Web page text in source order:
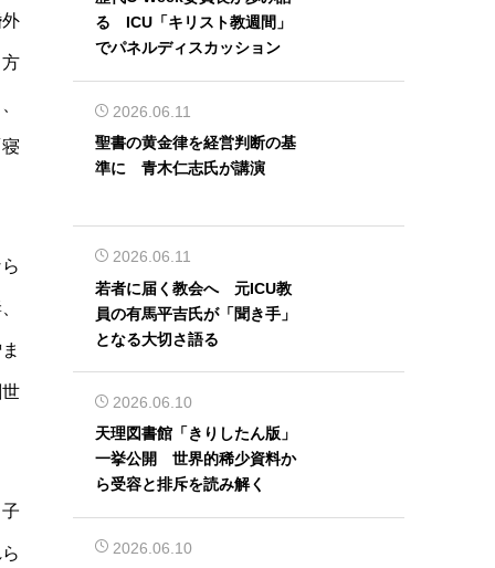
る ICU「キリスト教週間」
でパネルディスカッション
2026.06.11
聖書の黄金律を経営判断の基
準に 青木仁志氏が講演
2026.06.11
若者に届く教会へ 元ICU教
員の有馬平吉氏が「聞き手」
となる大切さ語る
2026.06.10
天理図書館「きりしたん版」
一挙公開 世界的稀少資料か
ら受容と排斥を読み解く
2026.06.10